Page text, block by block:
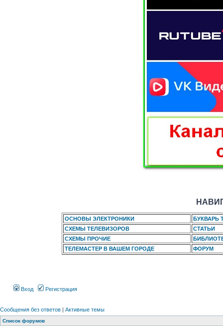
ОСНОВЫ ЭЛЕКТРОНИКИ
БУКВАРЬ
СХЕМЫ ТЕЛЕВИЗОРОВ
СТАТЬИ
СХЕМЫ ПРОЧИЕ
ТЕЛЕМАСТЕР В ВАШЕМ ГОРОДЕ
ФОРУМ
Вход Регистрация
Сообщения без ответов | Активные темы
Список форумов